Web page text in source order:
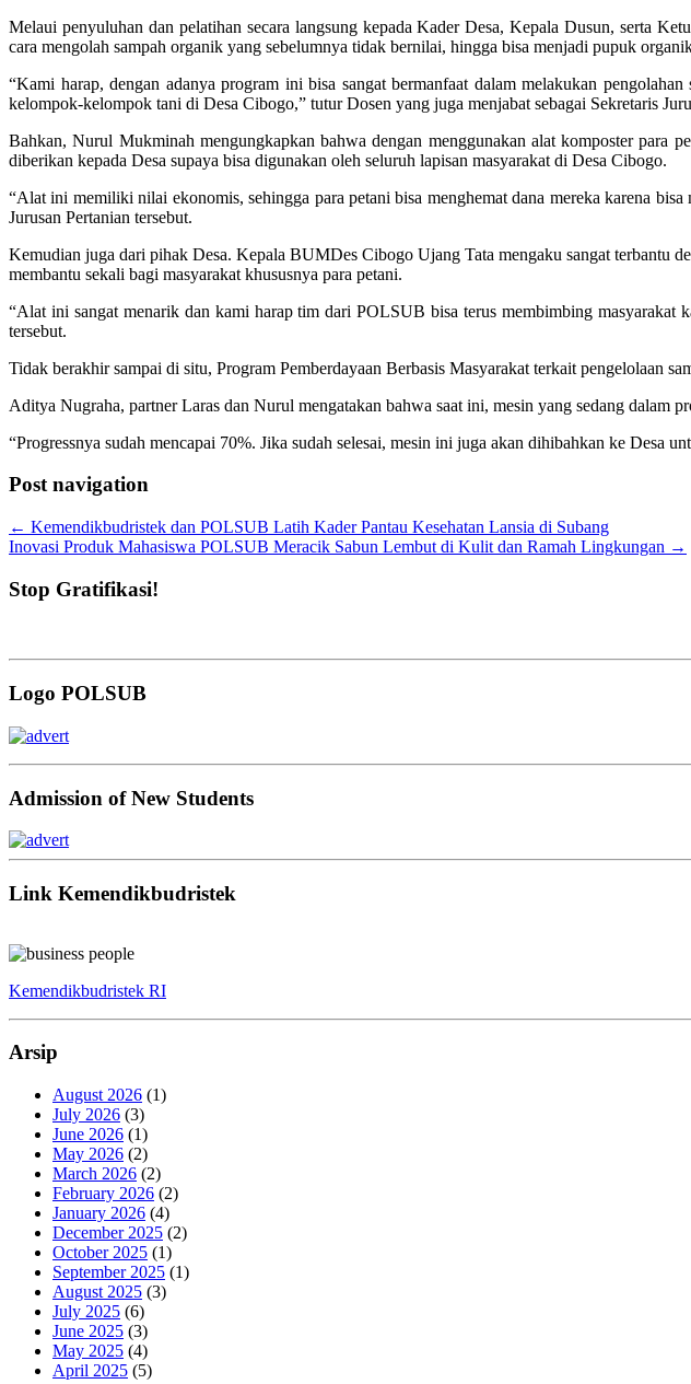
Melaui penyuluhan dan pelatihan secara langsung kepada Kader Desa, Kepala Dusun, serta
cara mengolah sampah organik yang sebelumnya tidak bernilai, hingga bisa menjadi pupuk
“Kami harap, dengan adanya program ini bisa sangat bermanfaat dalam melakukan
kelompok-kelompok tani di Desa Cibogo,” tutur Dosen yang juga menjabat sebagai Sekretaris
Bahkan, Nurul Mukminah mengungkapkan bahwa dengan menggunakan alat komposter para
diberikan kepada Desa supaya bisa digunakan oleh seluruh lapisan masyarakat di Desa Cibogo.
“Alat ini memiliki nilai ekonomis, sehingga para petani bisa menghemat dana mereka karena
Jurusan Pertanian tersebut.
Kemudian juga dari pihak Desa. Kepala BUMDes Cibogo Ujang Tata mengaku sangat terbantu
membantu sekali bagi masyarakat khususnya para petani.
“Alat ini sangat menarik dan kami harap tim dari POLSUB bisa terus membimbing
tersebut.
Tidak berakhir sampai di situ, Program Pemberdayaan Berbasis Masyarakat terkait pengelolaan
Aditya Nugraha, partner Laras dan Nurul mengatakan bahwa saat ini, mesin yang sedang dalam
“Progressnya sudah mencapai 70%. Jika sudah selesai, mesin ini juga akan dihibahkan ke Desa
Post navigation
← Kemendikbudristek dan POLSUB Latih Kader Pantau Kesehatan Lansia di Subang
Inovasi Produk Mahasiswa POLSUB Meracik Sabun Lembut di Kulit dan Ramah Lingkungan →
Stop Gratifikasi!
Logo POLSUB
Admission of New Students
Link Kemendikbudristek
Kemendikbudristek RI
Arsip
August 2026 (1)
July 2026 (3)
June 2026 (1)
May 2026 (2)
March 2026 (2)
February 2026 (2)
January 2026 (4)
December 2025 (2)
October 2025 (1)
September 2025 (1)
August 2025 (3)
July 2025 (6)
June 2025 (3)
May 2025 (4)
April 2025 (5)